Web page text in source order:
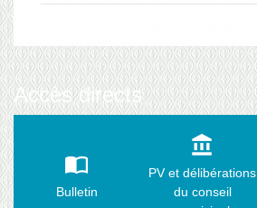
Accès directs
import_contacts
Bulletin
account_balance
PV et délibérations
du conseil